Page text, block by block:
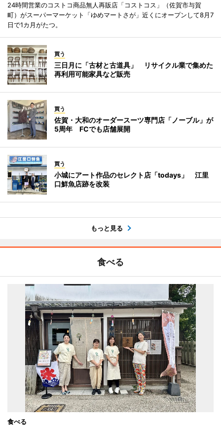
24時間営業のコストコ商品無人再販店「コストコス」（佐賀市与賀
町）がスーパーマーケット「ゆめマートさが」近くにオープンして8月7
日で1カ月がたつ。
買う
三日月に「古材と古道具」 リサイクル業で集めた
再利用可能家具など販売
買う
佐賀・大和のオーダースーツ専門店「ノーブル」が
5周年 FCでも店舗展開
買う
小城にアート作品のセレクト店「todays」 江里
口鮮魚店跡を改装
もっと見る
食べる
食べる